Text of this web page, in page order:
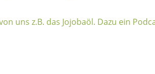
uns z.B. das Jojobaöl. Dazu ein